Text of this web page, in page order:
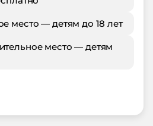
место — детям до 18 лет
место — детям